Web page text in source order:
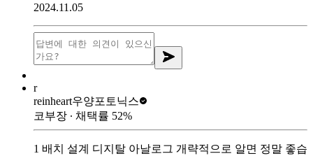
2024.11.05
r
reinheart우양포토닉스
코부장 ∙ 채택률 52%
1 배치 설계 디지탈 아날로그 개략적으로 알면 정말 좋습